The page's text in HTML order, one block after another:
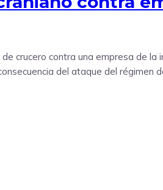
crucero contra una empresa de la
del ataque del régimen